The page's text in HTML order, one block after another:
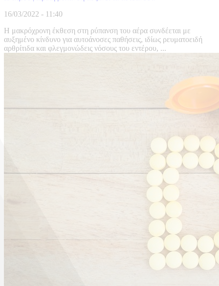
16/03/2022 - 11:40
Η μακρόχρονη έκθεση στη ρύπανση του αέρα συνδέεται με
αυξημένο κίνδυνο για αυτοάνοσες παθήσεις, ιδίως ρευματοειδή
αρθρίτιδα και φλεγμονώδεις νόσους του εντέρου, ...